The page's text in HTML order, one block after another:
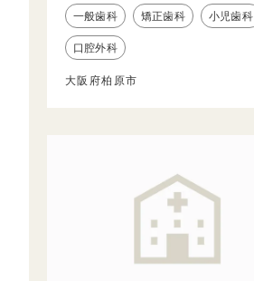
一般歯科 矯正歯科 小児歯科
口腔外科
大阪府柏原市